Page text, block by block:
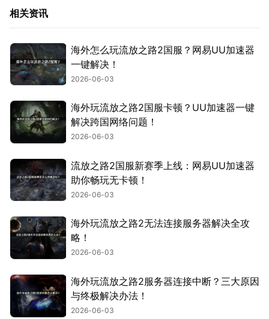
相关资讯
海外怎么玩流放之路2国服？网易UU加速器
一键解决！
2026-06-03
海外玩流放之路2国服卡顿？UU加速器一键
解决跨国网络问题！
2026-06-03
流放之路2国服新赛季上线：网易UU加速器
助你畅玩无卡顿！
2026-06-03
海外玩流放之路2无法连接服务器解决全攻
略！
2026-06-03
海外玩流放之路2服务器连接中断？三大原因
与终极解决办法！
2026-06-03